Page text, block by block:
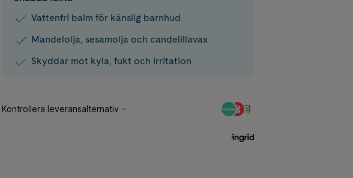
Vattenfri balm för känslig barnhud
Mandelolja, sesamolja och candelillavax
Skyddar mot kyla, fukt och irritation